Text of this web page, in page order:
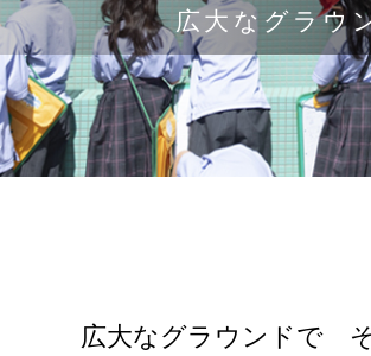
小中高一貫教育
子どもたちの声
像で見るえどとり小
教科の紹介
制服・制定品
学校給食
安全対策
成果・表彰
広大なグラウ
広大なグラウンドで